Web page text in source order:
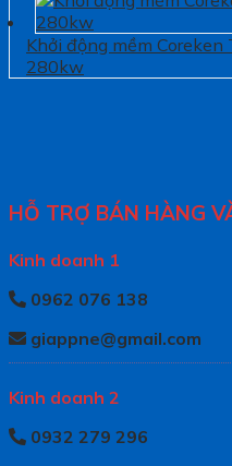
Khởi động mềm
280kw
HỖ TRỢ BÁN HÀNG
Kinh doanh 1
0962 076 138
giappne@gmail.com
Kinh doanh 2
0932 279 296